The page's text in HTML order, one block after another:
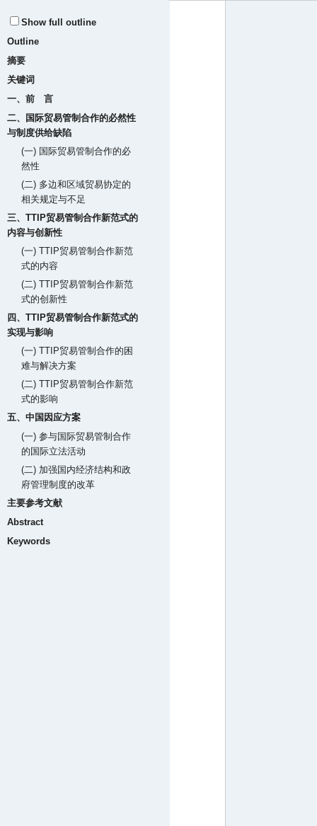
Show full outline
Outline
摘要
关键词
一、前 言
二、国际贸易管制合作的必然性
与制度供给缺陷
(一) 国际贸易管制合作的必
然性
(二) 多边和区域贸易协定的
相关规定与不足
三、TTIP贸易管制合作新范式的
内容与创新性
(一) TTIP贸易管制合作新范
式的内容
(二) TTIP贸易管制合作新范
式的创新性
四、TTIP贸易管制合作新范式的
实现与影响
(一) TTIP贸易管制合作的困
难与解决方案
(二) TTIP贸易管制合作新范
式的影响
五、中国因应方案
(一) 参与国际贸易管制合作
的国际立法活动
(二) 加强国内经济结构和政
府管理制度的改革
主要参考文献
Abstract
Keywords